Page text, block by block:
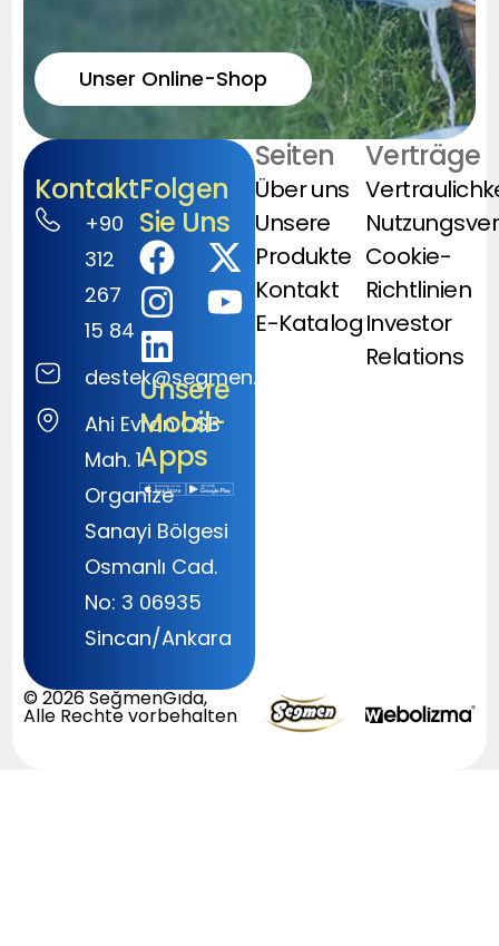
Unser Online-Shop
Kontakt
+90
312
267
15 84
destek@segmen.com.tr
Ahi Evran OSB
Mah. 1.
Organize
Sanayi Bölgesi
Osmanlı Cad.
No: 3 06935
Sincan/Ankara
Folgen
Sie Uns
Unsere
Mobil-
Apps
Seiten
Über uns
Unsere
Produkte
Kontakt
E-Katalog
Verträge
Cookie-
Richtlinien
Investor
Relations
© 2026 SeğmenGıda,
Alle Rechte vorbehalten